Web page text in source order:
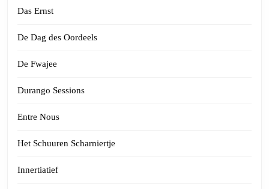
Das Ernst
De Dag des Oordeels
De Fwajee
Durango Sessions
Entre Nous
Het Schuuren Scharniertje
Innertiatief